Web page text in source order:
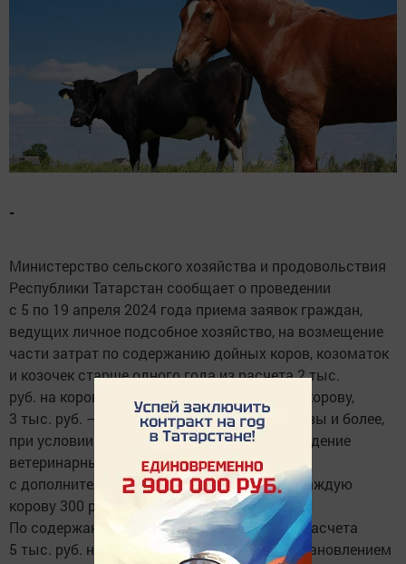
-
Министерство сельского хозяйства и продовольствия
Республики Татарстан сообщает о проведении
с 5 по 19 апреля 2024 года приема заявок граждан,
ведущих личное подсобное хозяйство, на возмещение
части затрат по содержанию дойных коров, козоматок
и козочек старше одного года из расчета 2 тыс.
руб. на корову в подворьях, содержащих 1 корову,
3 тыс. руб. — 2 коровы, 4 тыс. руб. — 3 коровы и более,
при условии подписания договора на проведение
ветеринарных мероприятий на 500 рублей
с дополнительной выплатой субсидии на каждую
корову 300 рублей.
По cодержанию кобыл старше трех лет из расчета
5 тыс. руб. на голову в соответствии с постановлением